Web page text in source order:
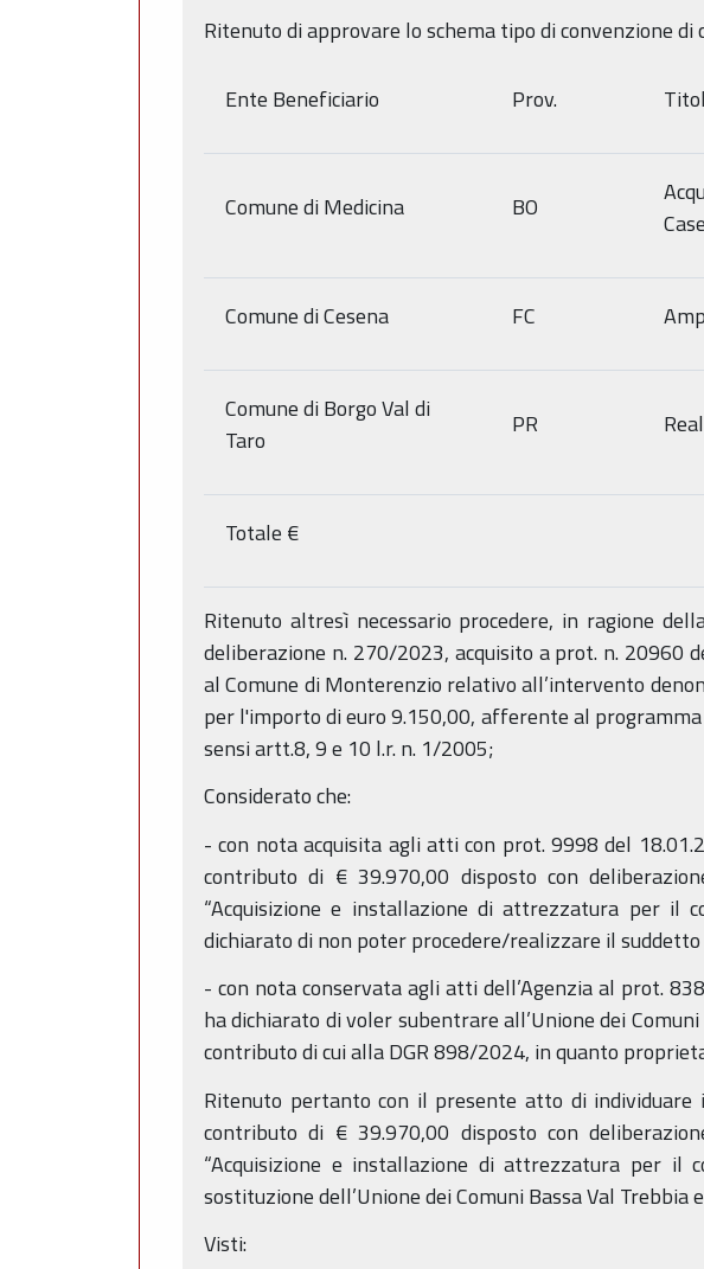
Ritenuto di approvare lo schema tipo di convenzione
Ente Beneficiario Prov.
Comune di Medicina BO
Comune di Cesena FC
Comune di Borgo Val di
Taro
PR
Totale €
Ritenuto altresì necessario procedere, in ragione
deliberazione n. 270/2023, acquisito a prot. n. 20960
al Comune di Monterenzio relativo all’intervento
per l'importo di euro 9.150,00, afferente al
sensi artt.8, 9 e 10 l.r. n. 1/2005;
Considerato che:
- con nota acquisita agli atti con prot. 9998 del
contributo di € 39.970,00 disposto con
“Acquisizione e installazione di attrezzatura per il
dichiarato di non poter procedere/realizzare il
- con nota conservata agli atti dell’Agenzia al prot.
ha dichiarato di voler subentrare all’Unione dei
contributo di cui alla DGR 898/2024, in quanto
Ritenuto pertanto con il presente atto di individuare
contributo di € 39.970,00 disposto con
“Acquisizione e installazione di attrezzatura per
sostituzione dell’Unione dei Comuni Bassa Val Trebbia
Visti: